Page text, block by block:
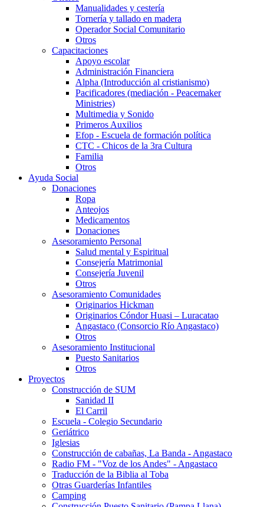
Manualidades y cestería
Tornería y tallado en madera
Operador Social Comunitario
Otros
Capacitaciones
Apoyo escolar
Administración Financiera
Alpha (Introducción al cristianismo)
Pacificadores (mediación - Peacemaker
Ministries)
Multimedia y Sonido
Primeros Auxilios
Efop - Escuela de formación política
CTC - Chicos de la 3ra Cultura
Familia
Otros
Ayuda Social
Donaciones
Ropa
Anteojos
Medicamentos
Donaciones
Asesoramiento Personal
Salud mental y Espiritual
Consejería Matrimonial
Consejería Juvenil
Otros
Asesoramiento Comunidades
Originarios Hickman
Originarios Cóndor Huasi – Luracatao
Angastaco (Consorcio Río Angastaco)
Otros
Asesoramiento Institucional
Puesto Sanitarios
Otros
Proyectos
Construcción de SUM
Sanidad II
El Carril
Escuela - Colegio Secundario
Geriátrico
Iglesias
Construcción de cabañas, La Banda - Angastaco
Radio FM - "Voz de los Andes" - Angastaco
Traducción de la Biblia al Toba
Otras Guarderías Infantiles
Camping